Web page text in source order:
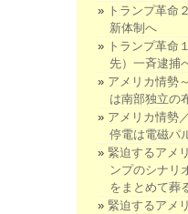
トランプ革命
新体制へ
トランプ革命
先）一斉逮捕
アメリカ情勢
は南部独立の
アメリカ情勢
停電は電磁パ
緊迫するアメ
ンプのシナリ
をまとめて葬
緊迫するアメ